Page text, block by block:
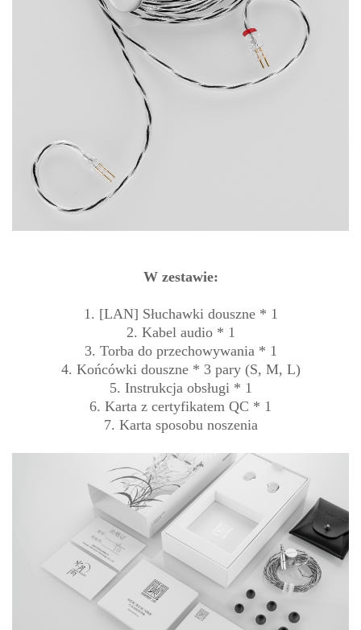
W zestawie:
1. [LAN] Słuchawki douszne * 1
2. Kabel audio * 1
3. Torba do przechowywania * 1
4. Końcówki douszne * 3 pary (S, M, L)
5. Instrukcja obsługi * 1
6. Karta z certyfikatem QC * 1
7. Karta sposobu noszenia